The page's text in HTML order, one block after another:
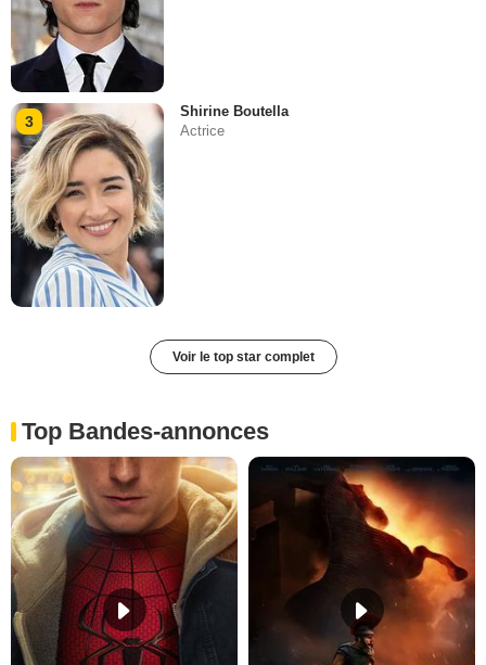
3
Shirine Boutella
Actrice
Voir le top star complet
Top Bandes-annonces